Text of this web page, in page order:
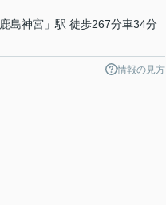
鹿島神宮 」駅 徒歩267分車34分
情報の見方